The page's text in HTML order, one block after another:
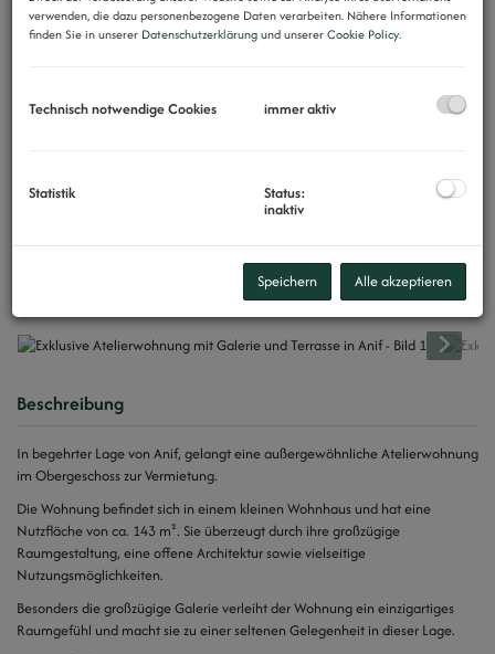
Beschreibung
In begehrter Lage von Anif, gelangt eine außergewöhnliche Atelierwohnung
im Obergeschoss zur Vermietung.
Die Wohnung befindet sich in einem kleinen Wohnhaus und hat eine
Nutzfläche von ca. 143 m². Sie überzeugt durch ihre großzügige
Raumgestaltung, eine offene Architektur sowie vielseitige
Nutzungsmöglichkeiten.
Besonders die großzügige Galerie verleiht der Wohnung ein einzigartiges
Raumgefühl und macht sie zu einer seltenen Gelegenheit in dieser Lage.
verwenden, die dazu personenbezogene Daten verarbeiten. Nähere Informationen
finden Sie in unserer Datenschutzerklärungund unsererCookie Policy.
Technisch notwendige Cookies immer aktiv
Statistik Status:
inaktiv
Speichern Alle akzeptieren